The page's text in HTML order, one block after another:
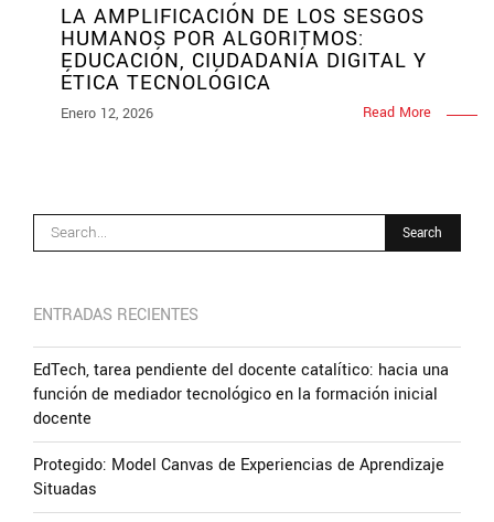
LA AMPLIFICACIÓN DE LOS SESGOS
HUMANOS POR ALGORITMOS:
EDUCACIÓN, CIUDADANÍA DIGITAL Y
ÉTICA TECNOLÓGICA
Enero 12, 2026 Read More
ENTRADAS RECIENTES
EdTech, tarea pendiente del docente catalítico: hacia una
función de mediador tecnológico en la formación inicial
docente
Protegido: Model Canvas de Experiencias de Aprendizaje
Situadas